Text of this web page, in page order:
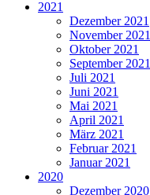
2021
Dezember 2021
November 2021
Oktober 2021
September 2021
Juli 2021
Juni 2021
Mai 2021
April 2021
März 2021
Februar 2021
Januar 2021
2020
Dezember 2020